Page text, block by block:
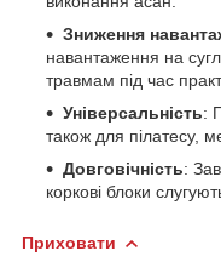
Зниження
навантаження на
травмам під час
Універсальність:
також для пілатесу,
Довговічність:
коркові блоки
Приховати